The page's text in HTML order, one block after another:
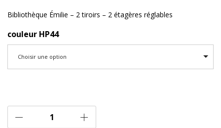
Bibliothèque Émilie – 2 tiroirs – 2 étagères réglables
couleur HP44
Choisir une option